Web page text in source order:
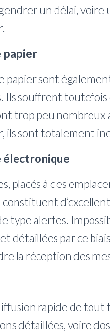
un délai, voire
papier
papier sont
Ils souffrent toutefois
trop peu nombreux
ils sont totalement
électronique
placés à des
type alertes.
détaillées par ce
la réception des
rapide de tout
détaillées, voire